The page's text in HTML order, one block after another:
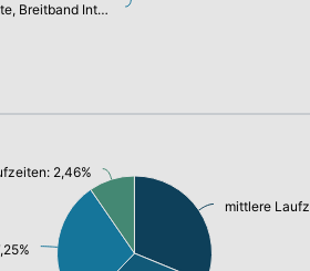
Telekommunikationsdienste, Breitband Internet: 2,96%
mittlere
2,46%